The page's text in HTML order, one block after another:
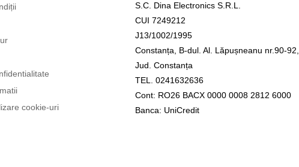
cookie-uri
S.C. Dina Electronics S.R.L.
CUI 7249212
J13/1002/1995
Constanța, B-dul. Al. Lăpușneanu nr.90-92,
Jud. Constanța
TEL. 0241632636
Cont: RO26 BACX 0000 0008 2812 6000
Banca: UniCredit